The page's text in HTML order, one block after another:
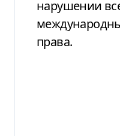
нарушении
права.